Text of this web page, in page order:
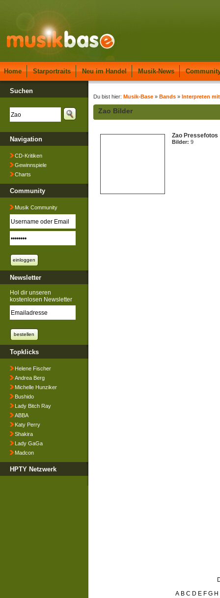
Home Starportraits Neu im Handel Musik-News
Suchen
Navigation
CD-Kritiken
Gewinnspiele
Charts
Community
Musik Community
Newsletter
Hol dir unseren
kostenlosen Newsletter
Topklicks
Helene Fischer
Andrea Berg
Michelle Hunziker
Bushido
Lady Bitch Ray
ABBA
Katy Perry
Shakira
Lady GaGa
Madcon
HPTY Netzwerk
Du bist hier: Musik-Base » Bands » Interpreten
Zao Bilder
Zao Pressefotos
Bilder: 9
A B C D E F G H